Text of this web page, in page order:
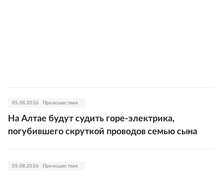
05.08.2026 Происшествия
На Алтае будут судить горе-электрика,
погубившего скруткой проводов семью сына
05.08.2026 Происшествия